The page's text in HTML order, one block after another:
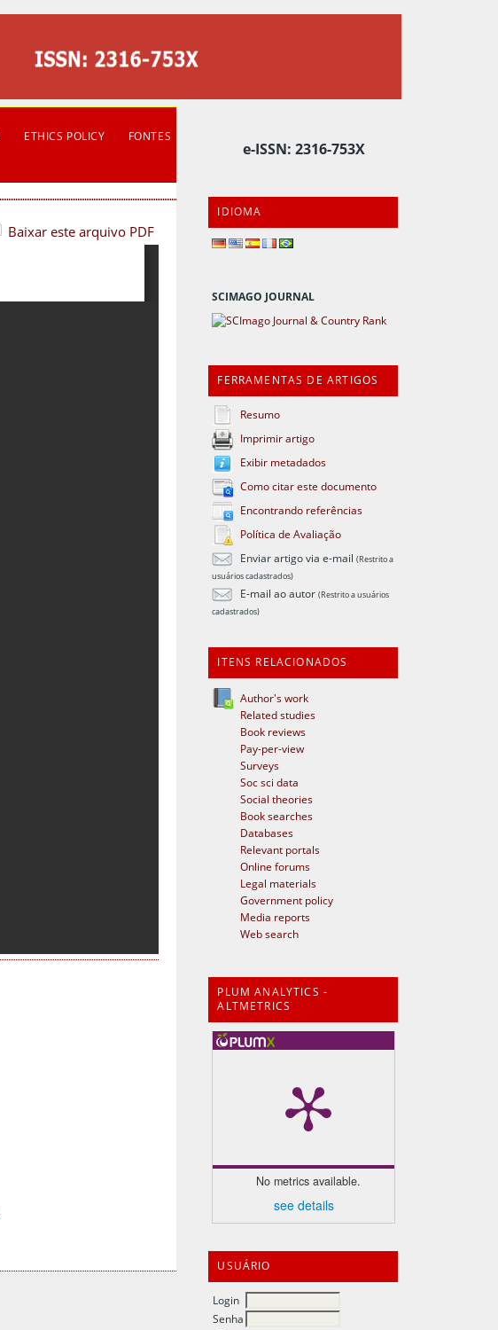
e-ISSN: 2316-753X
IDIOMA
SCIMAGO JOURNAL
FERRAMENTAS DE ARTIGOS
Resumo
Imprimir artigo
Exibir metadados
Como citar este documento
Encontrando referências
Política de Avaliação
Enviar artigo via e-mail(Restrito a
usuários cadastrados)
E-mail ao autor(Restrito a usuários
cadastrados)
ITENS RELACIONADOS
Author's work
Related studies
Book reviews
Pay-per-view
Surveys
Soc sci data
Social theories
Book searches
Databases
Relevant portals
Online forums
Legal materials
Government policy
Media reports
Web search
PLUM ANALYTICS -
ALTMETRICS
No metrics available.
see details
USUÁRIO
Login
Senha
ETHICS POLICY
FONTES
Baixar este arquivo PDF